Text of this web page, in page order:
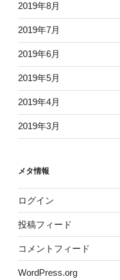
2019年8月
2019年7月
2019年6月
2019年5月
2019年4月
2019年3月
メタ情報
ログイン
投稿フィード
コメントフィード
WordPress.org